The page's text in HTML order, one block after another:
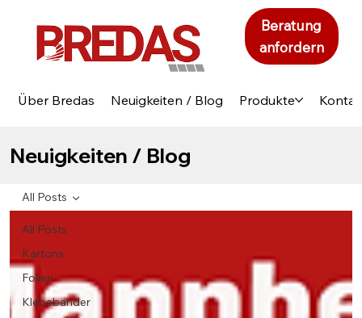
Über Bredas Neuigkeiten / Blog Produkte
Beratung
anfordern
Neuigkeiten / Blog
All Posts
Kartons
Folien
Klebebänder
All Posts